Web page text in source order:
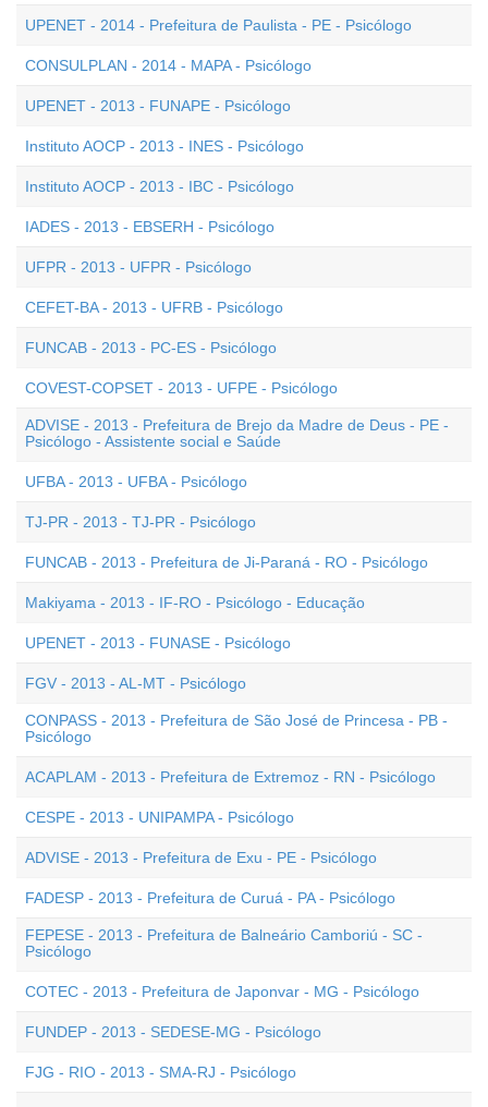
UPENET - 2014 - Prefeitura de Paulista - PE - Psicólogo
CONSULPLAN - 2014 - MAPA - Psicólogo
UPENET - 2013 - FUNAPE - Psicólogo
Instituto AOCP - 2013 - INES - Psicólogo
Instituto AOCP - 2013 - IBC - Psicólogo
IADES - 2013 - EBSERH - Psicólogo
UFPR - 2013 - UFPR - Psicólogo
CEFET-BA - 2013 - UFRB - Psicólogo
FUNCAB - 2013 - PC-ES - Psicólogo
COVEST-COPSET - 2013 - UFPE - Psicólogo
ADVISE - 2013 - Prefeitura de Brejo da Madre de Deus - PE -
Psicólogo - Assistente social e Saúde
UFBA - 2013 - UFBA - Psicólogo
TJ-PR - 2013 - TJ-PR - Psicólogo
FUNCAB - 2013 - Prefeitura de Ji-Paraná - RO - Psicólogo
Makiyama - 2013 - IF-RO - Psicólogo - Educação
UPENET - 2013 - FUNASE - Psicólogo
FGV - 2013 - AL-MT - Psicólogo
CONPASS - 2013 - Prefeitura de São José de Princesa - PB -
Psicólogo
ACAPLAM - 2013 - Prefeitura de Extremoz - RN - Psicólogo
CESPE - 2013 - UNIPAMPA - Psicólogo
ADVISE - 2013 - Prefeitura de Exu - PE - Psicólogo
FADESP - 2013 - Prefeitura de Curuá - PA - Psicólogo
FEPESE - 2013 - Prefeitura de Balneário Camboriú - SC -
Psicólogo
COTEC - 2013 - Prefeitura de Japonvar - MG - Psicólogo
FUNDEP - 2013 - SEDESE-MG - Psicólogo
FJG - RIO - 2013 - SMA-RJ - Psicólogo